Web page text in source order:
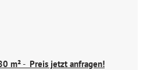
m²- Preis jetzt anfragen!